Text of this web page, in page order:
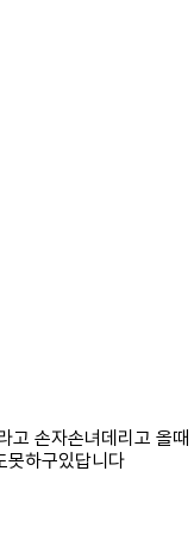
고 손자손녀데리고 올때
못하구있답니다